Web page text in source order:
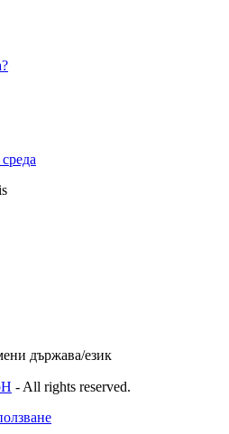
държава/език
- All rights reserved.